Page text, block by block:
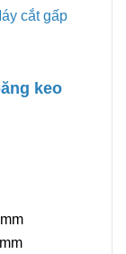
cắt gấp
keo